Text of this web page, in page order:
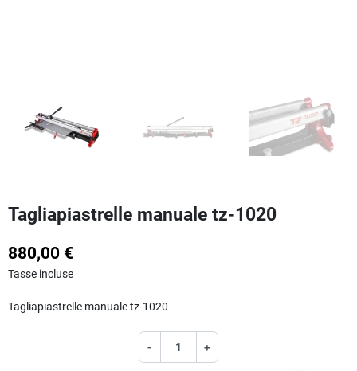
Tagliapiastrelle manuale tz-1020
880,00 €
Tasse incluse
Tagliapiastrelle manuale tz-1020
- +